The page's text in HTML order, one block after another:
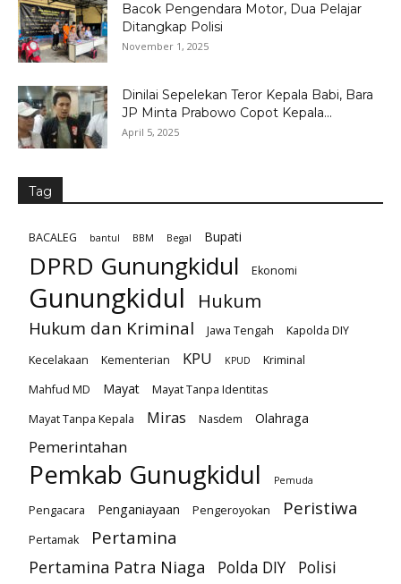
Bacok Pengendara Motor, Dua Pelajar
Ditangkap Polisi
November 1, 2025
Dinilai Sepelekan Teror Kepala Babi, Bara
JP Minta Prabowo Copot Kepala...
April 5, 2025
Tag
BACALEG bantul BBM Begal Bupati
DPRD Gunungkidul Ekonomi
Gunungkidul Hukum
Hukum dan Kriminal Jawa Tengah
Kapolda DIY
Kecelakaan
Kementerian KPU KPUD
Kriminal
Mahfud MD
Mayat
Mayat Tanpa Identitas
Mayat Tanpa Kepala
Miras Nasdem Olahraga
Pemerintahan
Pemkab Gunugkidul Pemuda
Pengacara Penganiayaan Pengeroyokan Peristiwa
Pertamak Pertamina
Pertamina Patra Niaga Polda DIY
Polisi